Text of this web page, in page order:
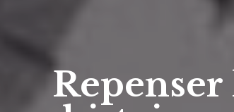
Repenser